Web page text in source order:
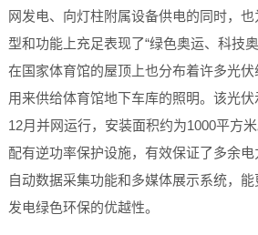
网发电、向灯柱附属设备供电的同时，
型和功能上充足表现了“绿色奥运、科技
在国家体育馆的屋顶上也分布着许多光
用来供给体育馆地下车库的照明。该光
12月并网运行，安装面积约为1000平方
配有逆功率保护设施，有效保证了多余电
自动数据采集功能和多媒体展示系统，
发电绿色环保的优越性。